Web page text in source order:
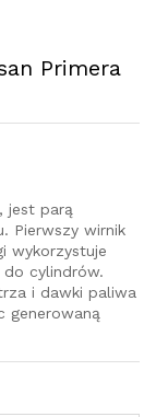
Primera
jest parą
Pierwszy wirnik
wykorzystuje
do cylindrów.
i dawki paliwa
generowaną